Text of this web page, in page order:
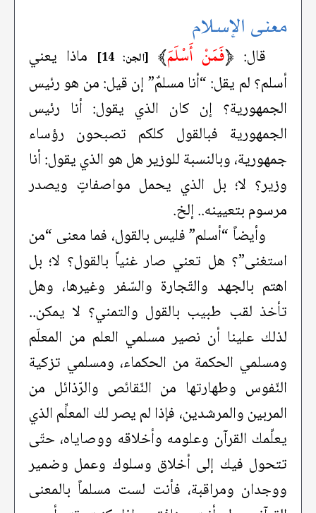
معنى الإسلام
قال: ﴿فَمَنْ أَسْلَمَ﴾ [الجن: 14]
ماذا يعني
أسلم؟ لم يقل: “أنا مسلمٌ” إن قيل: من هو رئيس
الجمهورية؟ إن كان الذي يقول: أنا رئيس
الجمهورية فبالقول كلكم تصبحون رؤساء
جمهورية، وبالنسبة للوزير هل هو الذي يقول: أنا
وزير؟ لا؛ بل الذي يحمل مواصفاتٍ ويصدر
مرسوم بتعيينه.. إلخ.
وأيضاً “أسلم” فليس بالقول، فما معنى “من
استغنى”؟ هل تعني صار غنياً بالقول؟ لا؛ بل
اهتم بالجهد والتّجارة والسّفر وغيرها، وهل
تأخذ لقب طبيب بالقول والتمني؟ لا يمكن..
لذلك علينا أن نصير مسلمي العلم من المعلّم
ومسلمي الحكمة من الحكماء، ومسلمي تزكية
النّفوس وطهارتها من النّقائص والرّذائل من
المربين والمرشدين، فإذا لم يصر لك المعلِّم الذي
يعلِّمك القرآن وعلومه وأخلاقه ووصاياه، حتّى
تتحول فيك إلى أخلاق وسلوك وعمل وضمير
ووجدان ومراقبة، فأنت لست مسلماً بالمعنى